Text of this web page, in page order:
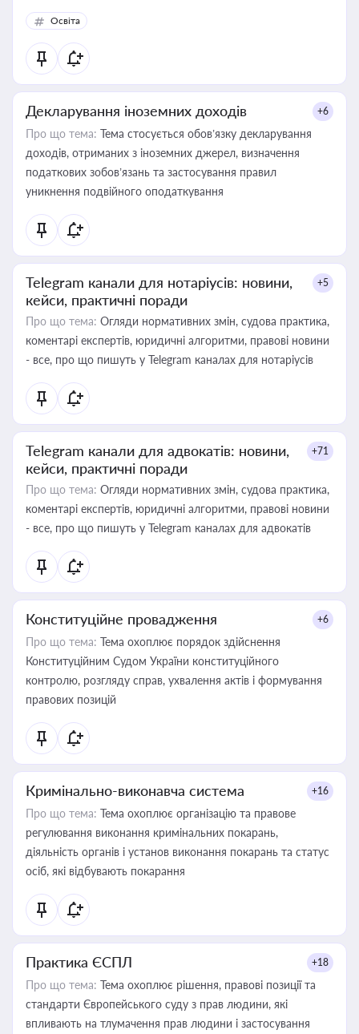
Освіта
Декларування іноземних доходів +6
Про що тема: Тема стосується обов’язку декларування
доходів, отриманих з іноземних джерел, визначення
податкових зобов’язань та застосування правил
уникнення подвійного оподаткування
Telegram канали для нотаріусів: новини,
кейси, практичні поради
+5
Про що тема: Огляди нормативних змін, судова практика,
коментарі експертів, юридичні алгоритми, правові новини
- все, про що пишуть у Telegram каналах для нотаріусів
Telegram канали для адвокатів: новини,
кейси, практичні поради
+71
Про що тема: Огляди нормативних змін, судова практика,
коментарі експертів, юридичні алгоритми, правові новини
- все, про що пишуть у Telegram каналах для адвокатів
Конституційне провадження +6
Про що тема: Тема охоплює порядок здійснення
Конституційним Судом України конституційного
контролю, розгляду справ, ухвалення актів і формування
правових позицій
Кримінально-виконавча система +16
Про що тема: Тема охоплює організацію та правове
регулювання виконання кримінальних покарань,
діяльність органів і установ виконання покарань та статус
осіб, які відбувають покарання
Практика ЄСПЛ +18
Про що тема: Тема охоплює рішення, правові позиції та
стандарти Європейського суду з прав людини, які
впливають на тлумачення прав людини і застосування